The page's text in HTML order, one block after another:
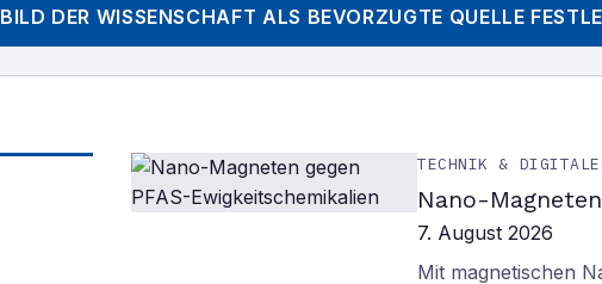
BILD DER WISSENSCHAFT ALS BEVORZUGTE QUELLE
TECHNIK &
Nano-
7. August 2026
Mit magnetischen